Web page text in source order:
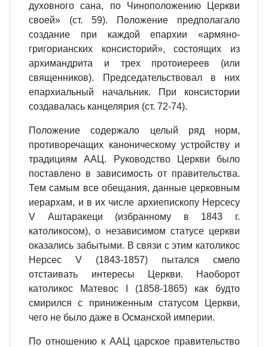
духовного сана, по Чиноположению Церкви
своей» (ст. 59). Положение предполагало
создание при каждой епархии «армяно-
григорианских консисторий», состоящих из
архимандрита и трех протоиереев (или
священников). Председательствовал в них
епархиальный начальник. При консистории
создавалась канцелярия (ст. 72-74).
Положение содержало целый ряд норм,
противоречащих каноническому устройству и
традициям ААЦ. Руководство Церкви было
поставлено в зависимость от правительства.
Тем самым все обещания, данные церковным
иерархам, и в их числе архиепископу Нерсесу
V Аштаракеци (избранному в 1843 г.
католикосом), о независимом статусе церкви
оказались забытыми. В связи с этим католикос
Нерсес V (1843-1857) пытался смело
отстаивать интересы Церкви. Наоборот
католикос Матевос I (1858-1865) как будто
смирился с приниженным статусом Церкви,
чего не было даже в Османской империи.
По отношению к ААЦ царское правительство